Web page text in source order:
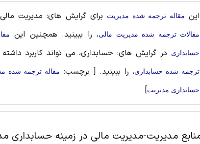
این مقاله ترجمه شده مديريت برای گرایش های: مدیریت
مقالات ترجمه شده مدیریت مالی، را ببینید. همچنین این
حسابداری در گرایش های: حسابداری، می تواند کاربرد
ترجمه شده حسابداری، را ببینید.[ برچسب: مقاله ترجمه شده
حسابداری مدیریت]
مديريت-مدیریت مالی در زمینه حسابداری